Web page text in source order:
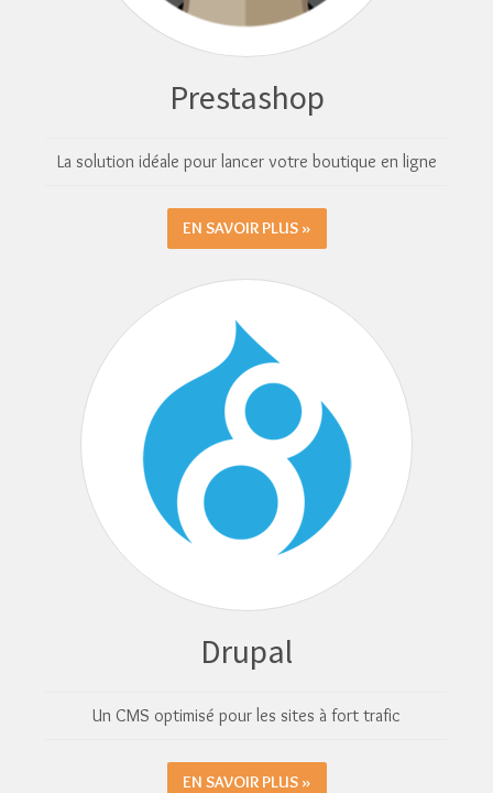
Prestashop
La solution idéale pour lancer votre boutique en ligne
EN SAVOIR PLUS »
Drupal
Un CMS optimisé pour les sites à fort trafic
EN SAVOIR PLUS »